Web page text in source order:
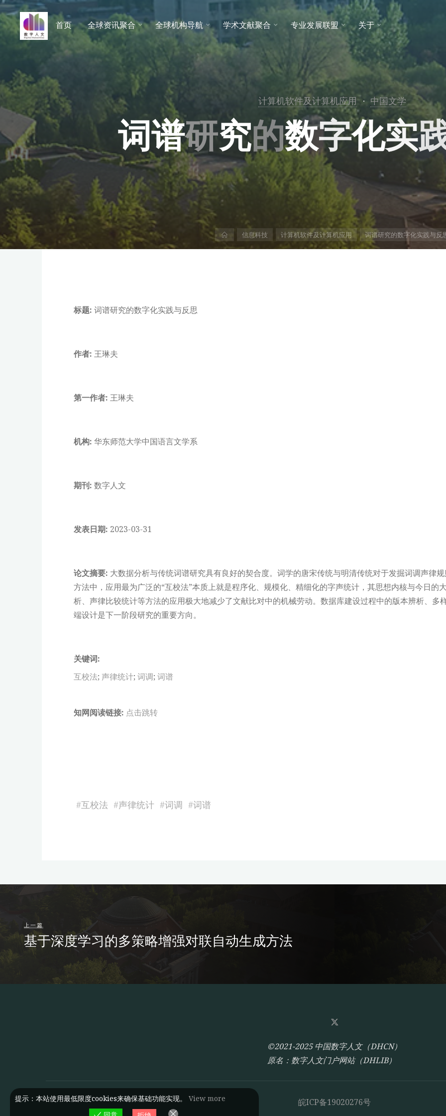
跳
至
内
数字人
DHCN
首页 全球资讯聚合 全球机构导航 学术文献聚合 专业发展联盟 关于
计算机软件及计算机应用 中国文学
词谱研究的数字化实
页
信息科技 计算机软件及计算机应用 词谱研究的数字化实践与反
标题: 词谱研究的数字化实践与反思
作者: 王琳夫
第一作者: 王琳夫
机构: 华东师范大学中国语言文学系
期刊: 数字人文
发表日期: 2023-03-31
论文摘要: 大数据分析与传统词谱研究具有良好的契合度。词学的唐宋传统与明清传统对于发掘词调声律
方法中，应用最为广泛的“互校法”本质上就是程序化、规模化、精细化的字声统计，其思想内核与今日的
析、声律比较统计等方法的应用极大地减少了文献比对中的机械劳动。数据库建设过程中的版本辨析、多
端设计是下一阶段研究的重要方向。
关键词:
互校法; 声律统计; 词调; 词谱
知网阅读链接: 点击跳转
#互校法 #声律统计 #词调 #词谱
上一篇
基于深度学习的多策略增强对联自动生成方法
©2021-2025 中国数字人文（DHCN）
原名：数字人文门户网站（DHLIB）
皖ICP备19020276号
提示：本站使用最低限度cookies来确保基础功能实现。 View more